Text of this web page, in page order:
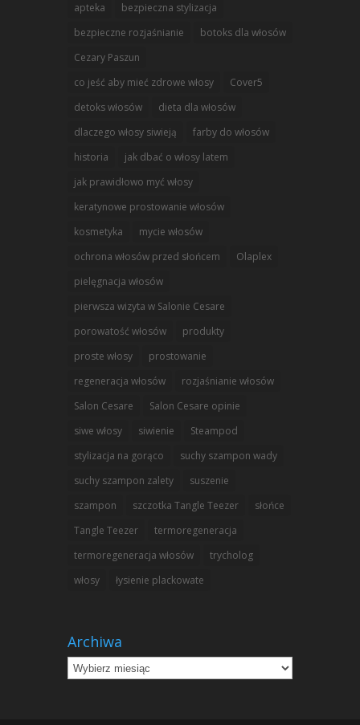
apteka
bezpieczna stylizacja
bezpieczne rozjaśnianie
botoks dla włosów
Cezary Paszun
co jeść aby mieć zdrowe włosy
Cover5
detoks włosów
dieta dla włosów
dlaczego włosy siwieją
farby do włosów
historia
jak dbać o włosy latem
jak prawidłowo myć włosy
keratynowe prostowanie włosów
kosmetyka
mycie włosów
ochrona włosów przed słońcem
Olaplex
pielęgnacja włosów
pierwsza wizyta w Salonie Cesare
porowatość włosów
produkty
proste włosy
prostowanie
regeneracja włosów
rozjaśnianie włosów
Salon Cesare
Salon Cesare opinie
siwe włosy
siwienie
Steampod
stylizacja na gorąco
suchy szampon wady
suchy szampon zalety
suszenie
szampon
szczotka Tangle Teezer
słońce
Tangle Teezer
termoregeneracja
termoregeneracja włosów
trycholog
włosy
łysienie plackowate
Archiwa
Archiwa